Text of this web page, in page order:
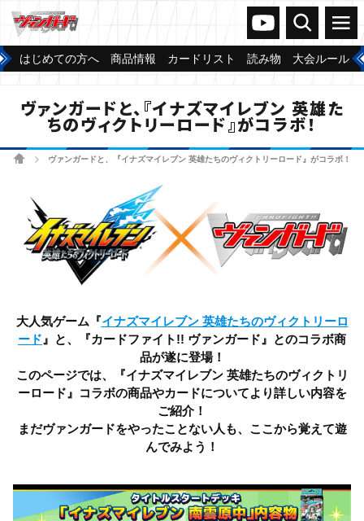
ヴァンガードch
検索 メニュー
はじめての方へ 商品情報 カードリスト 読み物 大会ルール
ヴァンガードと、『イナズマイレブン 英雄た
ちのヴィクトリーロード』がコラボ！
ホームヴァンガードと、『イナズマイレブン 英雄たちのヴィクトリーロード』がコラボ！
大人気ゲーム『イナズマイレブン 英雄たちのヴィクトリーロ
ード 』と、『カードファイト!! ヴァンガード』とのコラボ商
品が遂に登場！
このページでは、『イナズマイレブン 英雄たちのヴィクトリ
ーロード』コラボの商品やカードについてより詳しい内容を
ご紹介！
まだヴァンガードをやったことない人も、ここから覚えて遊
んでみよう！